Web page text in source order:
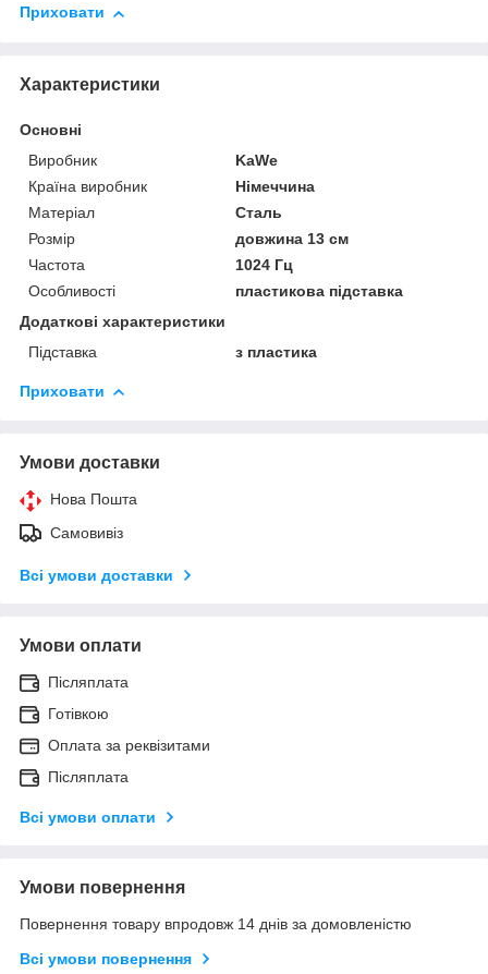
Приховати
Характеристики
Основні
Виробник
KaWe
Країна виробник
Німеччина
Матеріал
Сталь
Розмір
довжина 13 см
Частота
1024 Гц
Особливості
пластикова підставка
Додаткові характеристики
Підставка
з пластика
Приховати
Умови доставки
Нова Пошта
Самовивіз
Всі умови доставки
Умови оплати
Післяплата
Готівкою
Оплата за реквізитами
Післяплата
Всі умови оплати
Умови повернення
Повернення товару впродовж 14 днів за домовленістю
Всі умови повернення